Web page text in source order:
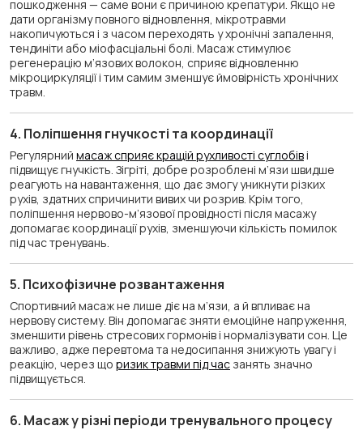
пошкодження — саме вони є причиною крепатури. Якщо не
дати організму повного відновлення, мікротравми
накопичуються і з часом переходять у хронічні запалення,
тендиніти або міофасціальні болі. Масаж стимулює
регенерацію м’язових волокон, сприяє відновленню
мікроциркуляції і тим самим зменшує ймовірність хронічних
травм.
4. Поліпшення гнучкості та координації
Регулярний масаж сприяє кращій рухливості суглобіві
підвищує гнучкість. Зігріті, добре розроблені м’язи швидше
реагують на навантаження, що дає змогу уникнути різких
рухів, здатних спричинити вивих чи розрив. Крім того,
поліпшення нервово-м’язової провідності після масажу
допомагає координації рухів, зменшуючи кількість помилок
під час тренувань.
5. Психофізичне розвантаження
Спортивний масаж не лише діє на м’язи, а й впливає на
нервову систему. Він допомагає зняти емоційне напруження,
зменшити рівень стресових гормонів і нормалізувати сон. Це
важливо, адже перевтома та недосипання знижують увагу і
реакцію, через що ризик травми під час занять значно
підвищується.
6. Масаж у різні періоди тренувального процесу